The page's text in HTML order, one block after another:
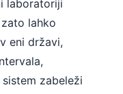
laboratoriji
lahko
eni državi,
zabeleži